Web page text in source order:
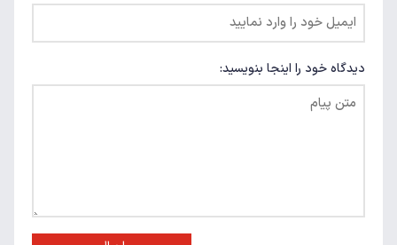
دیدگاه خود را اینجا بنویسید: